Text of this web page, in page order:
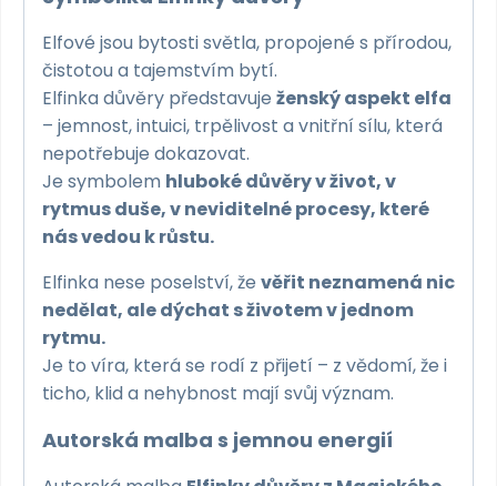
Elfové jsou bytosti světla, propojené s přírodou,
čistotou a tajemstvím bytí.
Elfinka důvěry představuje ženský aspekt elfa
– jemnost, intuici, trpělivost a vnitřní sílu, která
nepotřebuje dokazovat.
Je symbolem hluboké důvěry v život, v
rytmus duše, v neviditelné procesy, které
nás vedou k růstu.
Elfinka nese poselství, že věřit neznamená nic
nedělat, ale dýchat s životem v jednom
rytmu.
Je to víra, která se rodí z přijetí – z vědomí, že i
ticho, klid a nehybnost mají svůj význam.
Autorská malba s jemnou energií